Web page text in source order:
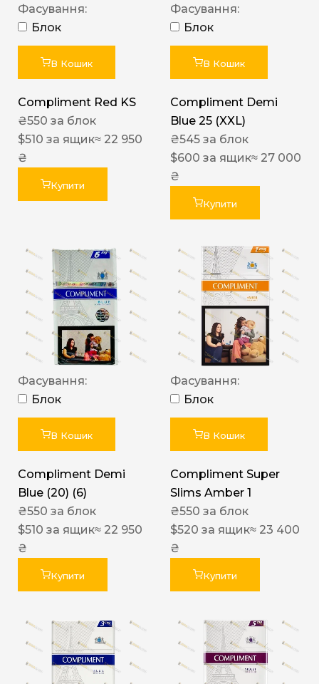
Фасування:
Блок
В Кошик
Compliment Red KS
₴550 за блок
$510 за ящик≈ 22 950
₴
Купити
Фасування:
Блок
В Кошик
Compliment Demi
Blue 25 (XXL)
₴545 за блок
$600 за ящик≈ 27 000
₴
Купити
Фасування:
Блок
В Кошик
Compliment Demi
Blue (20) (6)
₴550 за блок
$510 за ящик≈ 22 950
₴
Купити
Фасування:
Блок
В Кошик
Compliment Super
Slims Amber 1
₴550 за блок
$520 за ящик≈ 23 400
₴
Купити